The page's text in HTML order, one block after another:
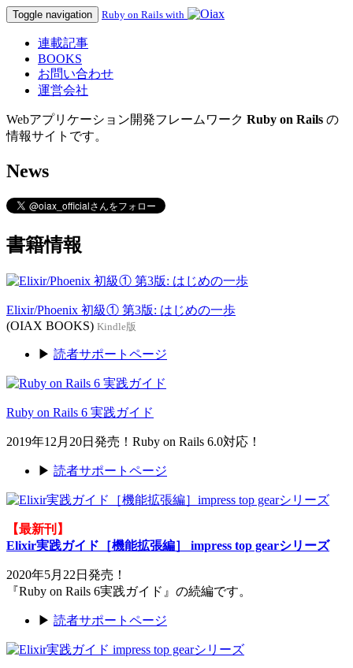
Toggle navigation Ruby on Rails with
連載記事
BOOKS
お問い合わせ
運営会社
Webアプリケーション開発フレームワーク Ruby on Rails の
情報サイトです。
News
書籍情報
Elixir/Phoenix 初級① 第3版: はじめの一歩
(OIAX BOOKS) Kindle版
▶ 読者サポートページ
Ruby on Rails 6 実践ガイド
2019年12月20日発売！Ruby on Rails 6.0対応！
▶ 読者サポートページ
【最新刊】
Elixir実践ガイド［機能拡張編］ impress top gearシリーズ
2020年5月22日発売！
『Ruby on Rails 6実践ガイド』の続編です。
▶ 読者サポートページ